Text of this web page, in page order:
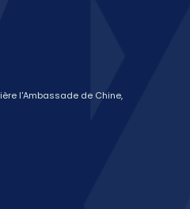
l'Ambassade de Chine,